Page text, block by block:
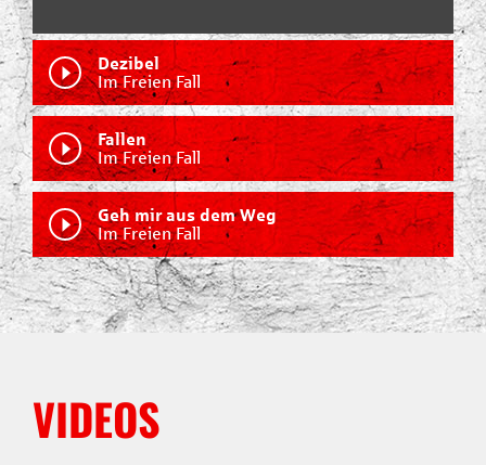
Dezibel
Im Freien Fall
Fallen
Im Freien Fall
Geh mir aus dem Weg
Im Freien Fall
VIDEOS
Empfohlener externer